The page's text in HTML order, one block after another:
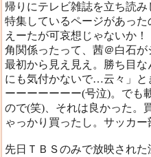
帰りにテレビ雑誌を立ち読
特集しているページがあっ
えーたが可哀想じゃないか
角関係ったって、茜＠白石
最初から見え見え。勝ち目
にも気付かないで…云々」と
ーーーーーーー(号泣)。でも
ので(笑)、それは良かった。
ゃっかり買ったし。サッカ
先日ＴＢＳのみで放映され